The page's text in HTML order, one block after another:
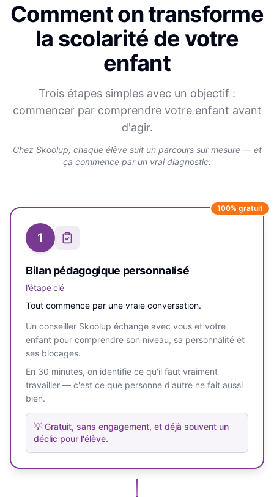
Comment on transforme
la scolarité de votre
enfant
Trois étapes simples avec un objectif :
commencer par comprendre votre enfant avant
d'agir.
Chez Skoolup, chaque élève suit un parcours sur mesure — et
ça commence par un vrai diagnostic.
100% gratuit
1
Bilan pédagogique personnalisé
l'étape clé
Tout commence par une vraie conversation.
Un conseiller Skoolup échange avec vous et votre
enfant pour comprendre son niveau, sa personnalité et
ses blocages.
En 30 minutes, on identifie ce qu'il faut vraiment
travailler — c'est ce que personne d'autre ne fait aussi
bien.
💡 Gratuit, sans engagement, et déjà souvent un
déclic pour l'élève.